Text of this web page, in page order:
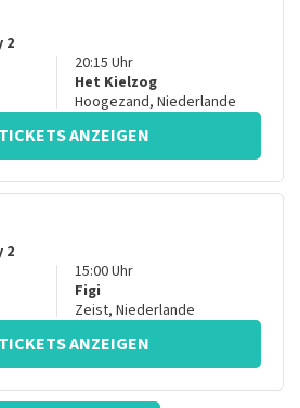
2
20:15 Uhr
Het Kielzog
Hoogezand, Niederlande
ANZEIGEN
2
15:00Uhr
Figi
Zeist, Niederlande
ANZEIGEN